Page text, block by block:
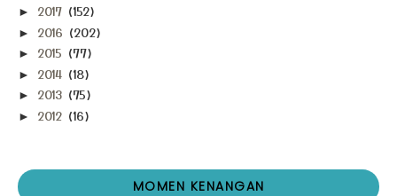
► 2017 (152)
► 2016 (202)
► 2015 (77)
► 2014 (18)
► 2013 (75)
► 2012 (16)
MOMEN KENANGAN